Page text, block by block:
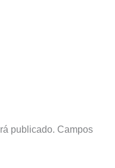
publicado. Campos